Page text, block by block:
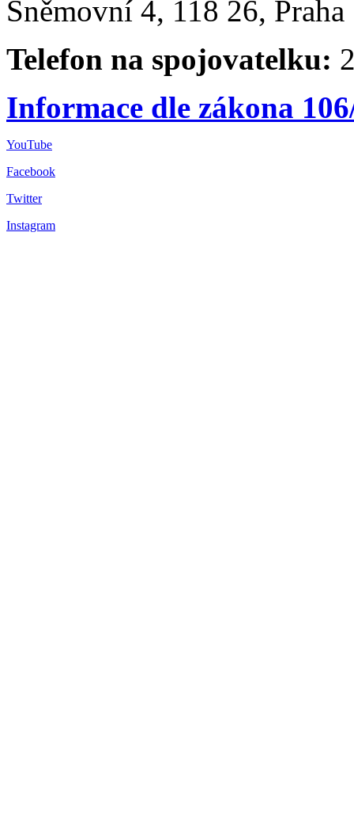
Sněmovní 4, 118 26,
Telefon na spojovatelku:
Informace dle zákona
YouTube
Facebook
Twitter
Instagram